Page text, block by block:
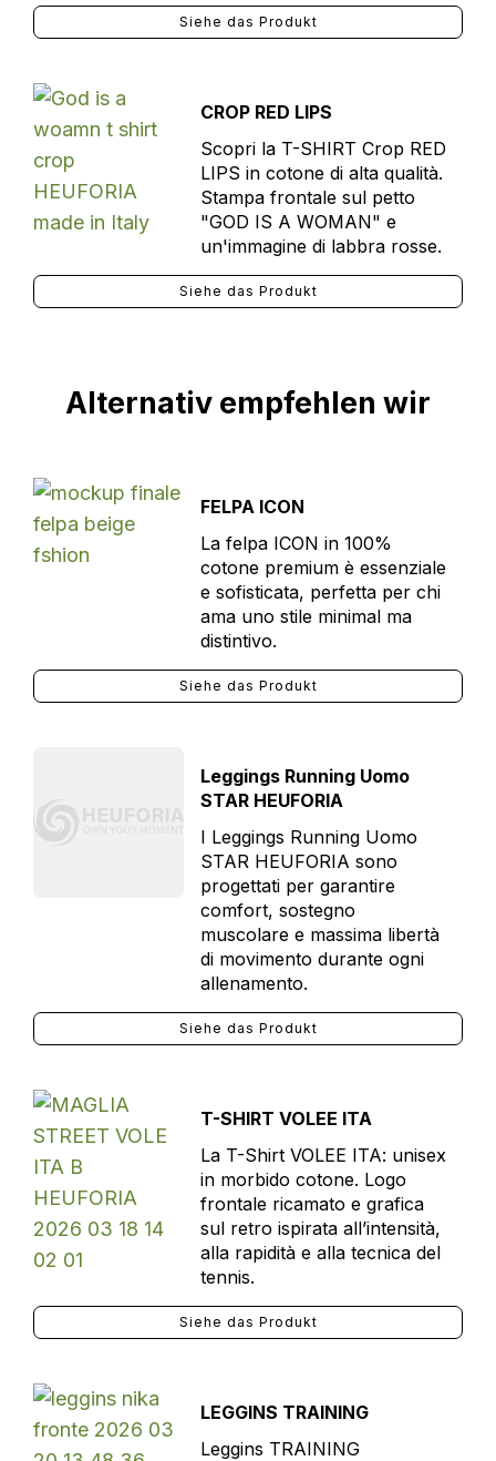
Siehe das Produkt
CROP RED LIPS
Scopri la T-SHIRT Crop RED
LIPS in cotone di alta qualità.
Stampa frontale sul petto
"GOD IS A WOMAN" e
un'immagine di labbra rosse.
Siehe das Produkt
Alternativ empfehlen wir
FELPA ICON
La felpa ICON in 100%
cotone premium è essenziale
e sofisticata, perfetta per chi
ama uno stile minimal ma
distintivo.
Siehe das Produkt
Leggings Running Uomo
STAR HEUFORIA
I Leggings Running Uomo
STAR HEUFORIA sono
progettati per garantire
comfort, sostegno
muscolare e massima libertà
di movimento durante ogni
allenamento.
Siehe das Produkt
T-SHIRT VOLEE ITA
La T-Shirt VOLEE ITA: unisex
in morbido cotone. Logo
frontale ricamato e grafica
sul retro ispirata all’intensità,
alla rapidità e alla tecnica del
tennis.
Siehe das Produkt
LEGGINS TRAINING
Leggins TRAINING